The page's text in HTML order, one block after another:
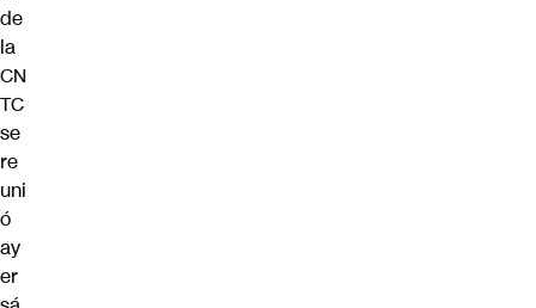
de
la
CN
TC
se
re
uni
ó
ay
er